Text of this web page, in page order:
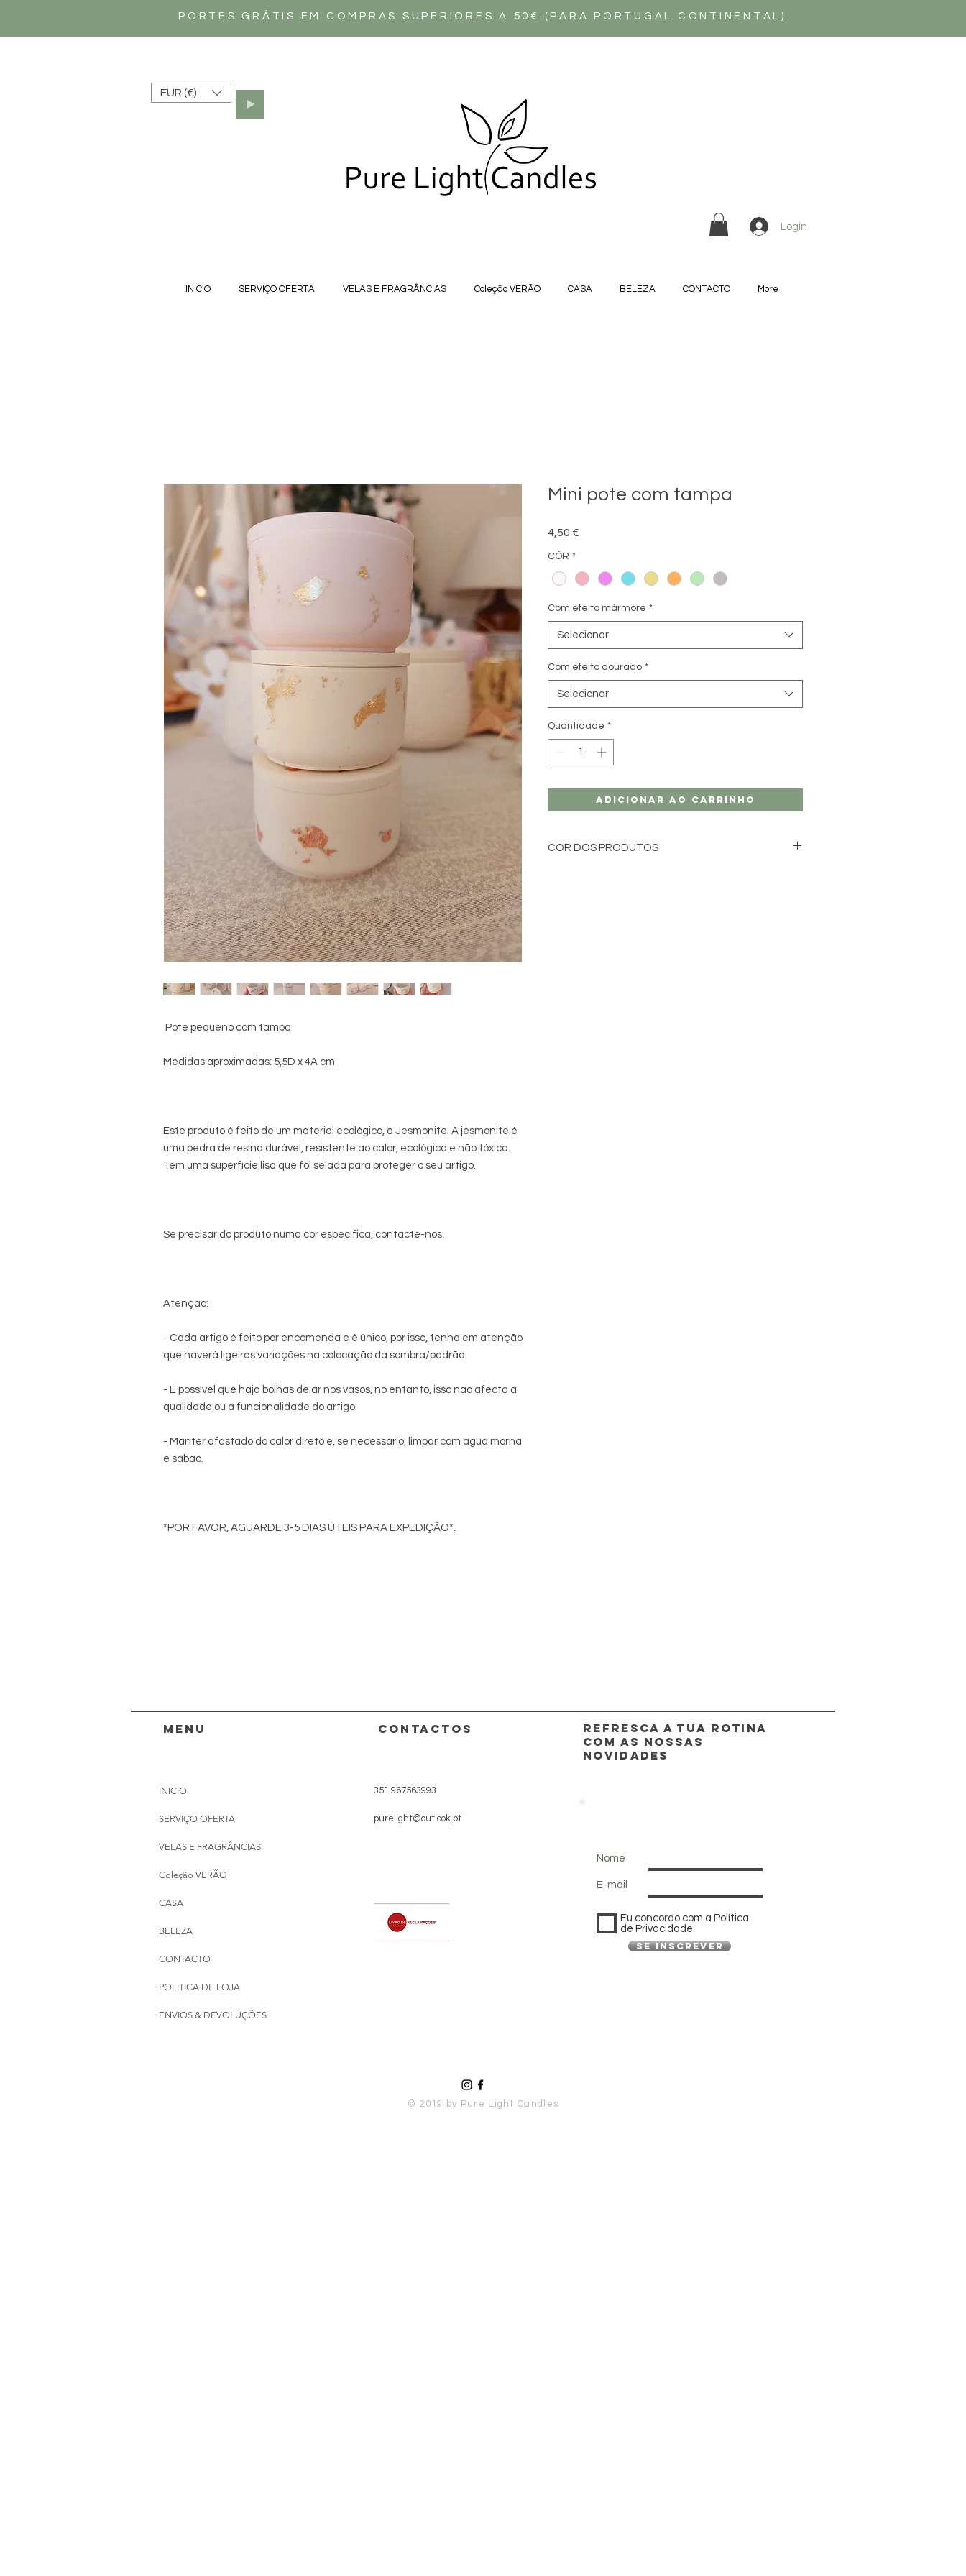
PORTES GRÁTIS EM COMPRAS SUPERIORES A 50€ (PARA PORTUGAL CONTINENTAL)
EUR (€)
Login
INICIO SERVIÇO OFERTA VELAS E FRAGRÂNCIAS Coleção VERÃO CASA BELEZA CONTACTO More
Pote pequeno com tampa
Medidas aproximadas: 5,5D x 4A cm
Este produto é feito de um material ecológico, a Jesmonite. A jesmonite é
uma pedra de resina durável, resistente ao calor, ecológica e não tóxica.
Tem uma superfície lisa que foi selada para proteger o seu artigo.
Se precisar do produto numa cor específica, contacte-nos.
Atenção:
- Cada artigo é feito por encomenda e é único, por isso, tenha em atenção
que haverá ligeiras variações na colocação da sombra/padrão.
- É possível que haja bolhas de ar nos vasos, no entanto, isso não afecta a
qualidade ou a funcionalidade do artigo.
- Manter afastado do calor direto e, se necessário, limpar com água morna
e sabão.
*POR FAVOR, AGUARDE 3-5 DIAS ÚTEIS PARA EXPEDIÇÃO*.
Mini pote com tampa
4,50 €
CÔR *
Com efeito mármore *
Selecionar
Com efeito dourado *
Selecionar
Quantidade *
Adicionar ao carrinho
COR DOS PRODUTOS
menu
INICIO
SERVIÇO OFERTA
VELAS E FRAGRÂNCIAS
Coleção VERÃO
CASA
BELEZA
CONTACTO
POLITICA DE LOJA
ENVIOS & DEVOLUÇÕES
CONTACTOS
351 967563993
purelight@outlook.pt
REFRESCA A TUA ROTINA
COM AS NOSSAS
NOVIDADES
Nome
E-mail
Eu concordo com a Política
de Privacidade.
Se inscrever
© 2019 by Pure Light Candles